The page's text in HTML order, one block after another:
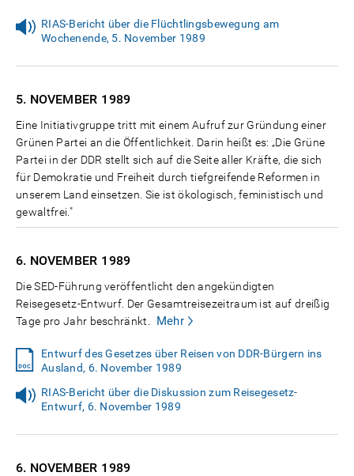
RIAS-Bericht über die Flüchtlingsbewegung am
Wochenende, 5. November 1989
5. NOVEMBER 1989
Eine Initiativgruppe tritt mit einem Aufruf zur Gründung einer
Grünen Partei an die Öffentlichkeit. Darin heißt es: „Die Grüne
Partei in der DDR stellt sich auf die Seite aller Kräfte, die sich
für Demokratie und Freiheit durch tiefgreifende Reformen in
unserem Land einsetzen. Sie ist ökologisch, feministisch und
gewaltfrei."
6. NOVEMBER 1989
Die SED-Führung veröffentlicht den angekündigten
Reisegesetz-Entwurf. Der Gesamtreisezeitraum ist auf dreißig
Tage pro Jahr beschränkt.
Mehr
Entwurf des Gesetzes über Reisen von DDR-Bürgern ins
Ausland, 6. November 1989
RIAS-Bericht über die Diskussion zum Reisegesetz-
Entwurf, 6. November 1989
6. NOVEMBER 1989